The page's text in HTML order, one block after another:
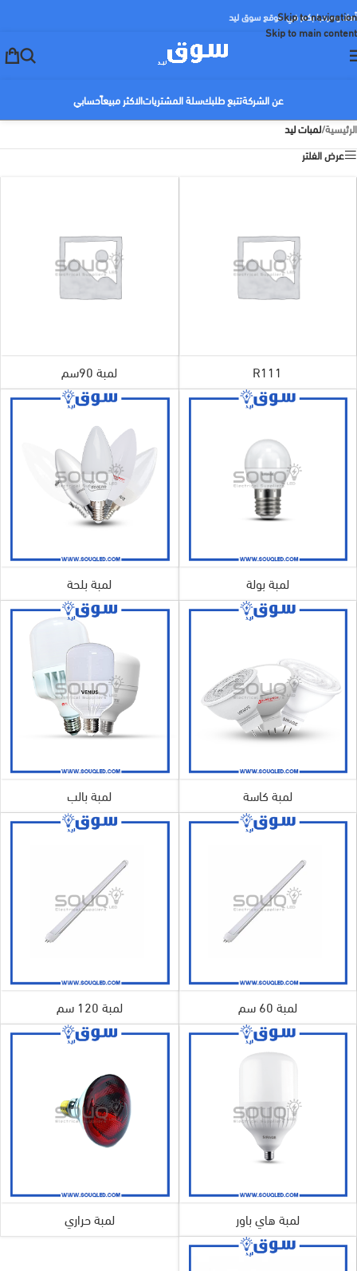
Skip to navigation
Skip to main content
أهلا ومرحبا بكم في موقع سوق ليد
عن الشركةتتبع طلبكسلة المشترياتالاكثر مبيعاًحسابي
الرئيسية/لمبات ليد
عرض الفلتر
R111 لمبة 90سم
لمبة بولة لمبة بلحة
لمبة كاسة لمبة بالب
لمبة 60 سم لمبة 120 سم
لمبة هاي باور لمبة حراري